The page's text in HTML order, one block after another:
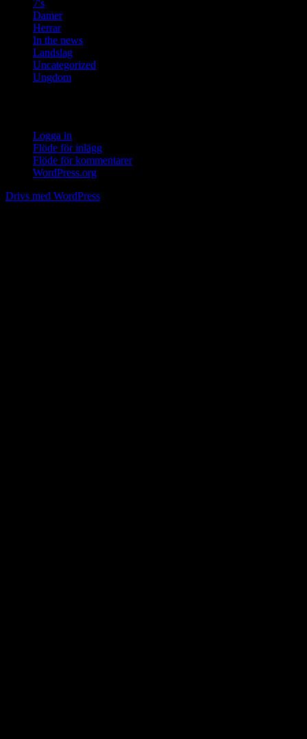
7's
Damer
Herrar
In the news
Landslag
Uncategorized
Ungdom
Logga in
Flöde för inlägg
Flöde för kommentarer
WordPress.org
Drivs med WordPress